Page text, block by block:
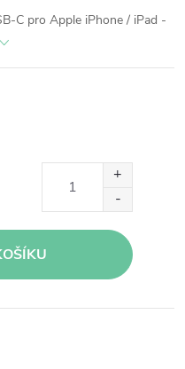
C pro Apple iPhone / iPad -